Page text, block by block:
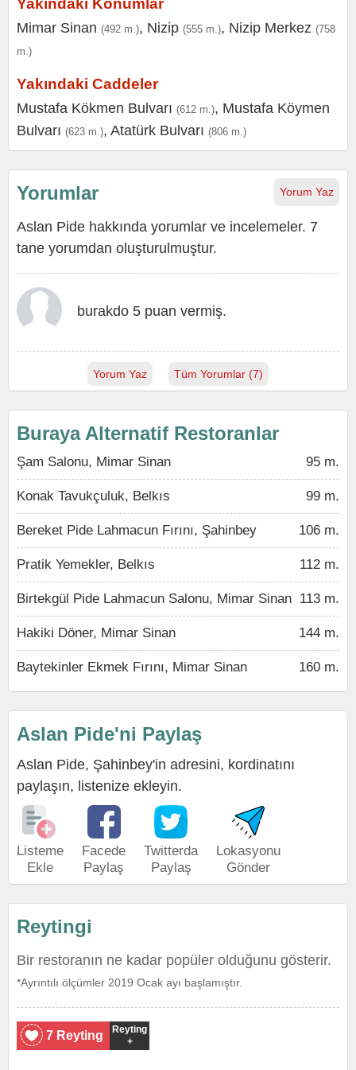
Yakındaki Konumlar
Mimar Sinan (492 m.), Nizip (555 m.), Nizip Merkez (758
m.)
Yakındaki Caddeler
Mustafa Kökmen Bulvarı (612 m.), Mustafa Köymen
Bulvarı (623 m.), Atatürk Bulvarı (806 m.)
Yorum Yaz
Yorumlar
Aslan Pide hakkında yorumlar ve incelemeler. 7
tane yorumdan oluşturulmuştur.
burakdo 5 puan vermiş.
Yorum Yaz Tüm Yorumlar (7)
Buraya Alternatif Restoranlar
Şam Salonu, Mimar Sinan 95 m.
Konak Tavukçuluk, Belkıs 99 m.
Bereket Pide Lahmacun Fırını, Şahinbey 106 m.
Pratik Yemekler, Belkıs 112 m.
Birtekgül Pide Lahmacun Salonu, Mimar Sinan 113 m.
Hakiki Döner, Mimar Sinan 144 m.
Baytekinler Ekmek Fırını, Mimar Sinan 160 m.
Aslan Pide'ni Paylaş
Aslan Pide, Şahinbey'in adresini, kordinatını
paylaşın, listenize ekleyin.
Listeme
Ekle
Facede
Paylaş
Twitterda
Paylaş
Lokasyonu
Gönder
Reytingi
Bir restoranın ne kadar popüler olduğunu gösterir.
*Ayrıntılı ölçümler 2019 Ocak ayı başlamıştır.
7 Reyting
Reyting
+